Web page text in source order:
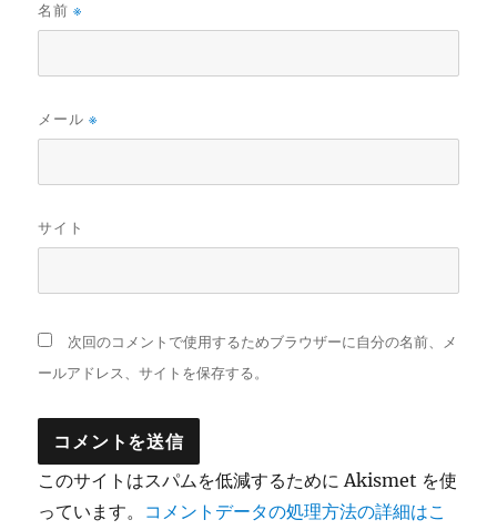
名前※
メール※
サイト
次回のコメントで使用するためブラウザーに自分の名前、メ
ールアドレス、サイトを保存する。
このサイトはスパムを低減するために Akismet を使
っています。 コメントデータの処理方法の詳細はこ